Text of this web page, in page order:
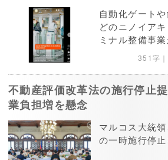
自動化ゲート
どのニノイア
ミナル整備事
351字｜
不動産評価改革法の施行停止
業負担増を懸念
マルコス大統
の一時施行停